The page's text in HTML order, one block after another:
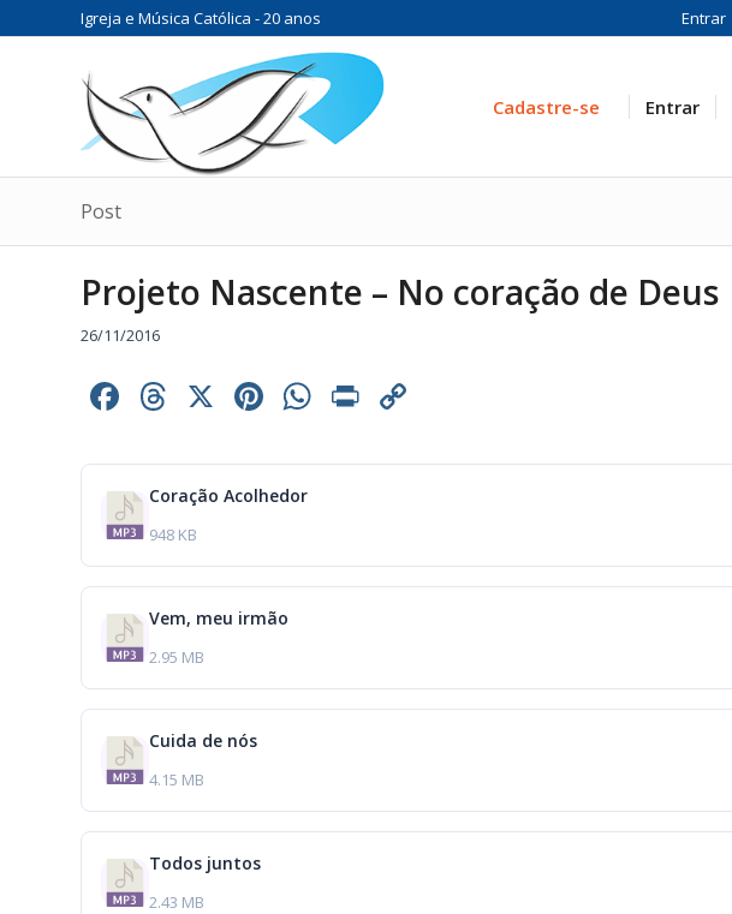
Entrar
Igreja e Música Católica - 20 anos
Cadastre-se Entrar
Post
Projeto Nascente – No coração de Deus
26/11/2016
Facebook
Threads
X Pinterest
WhatsApp
Print
Coração Acolhedor
948 KB
Vem, meu irmão
2.95 MB
Cuida de nós
4.15 MB
Todos juntos
2.43 MB